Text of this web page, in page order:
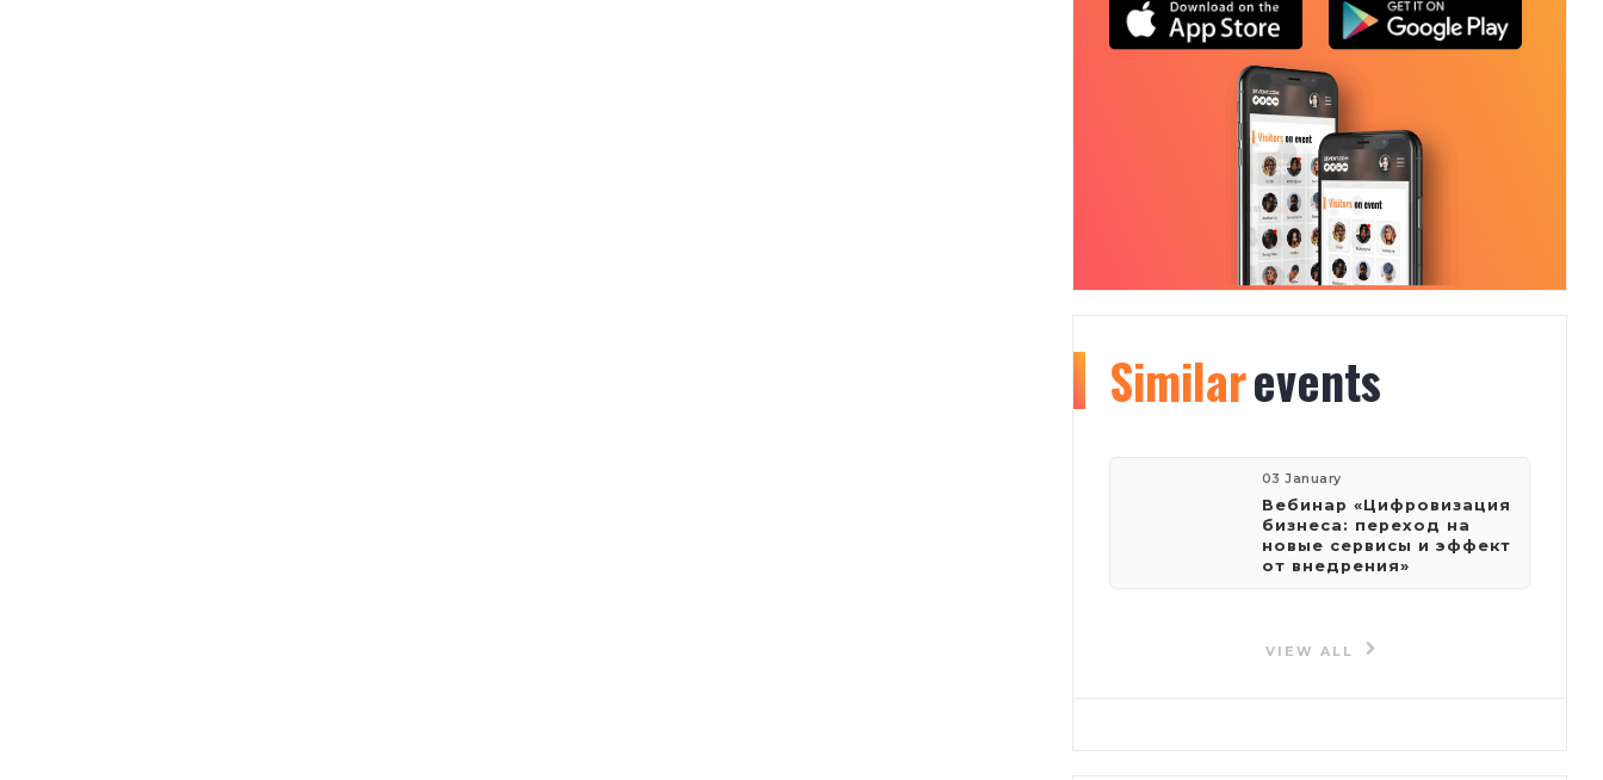
Organizerinfo
1
visitors
Sign.Me
Similarevents
03 January
Вебинар «Цифровизация
бизнеса: переход на
новые сервисы и эффект
от внедрения»
VIEW ALL